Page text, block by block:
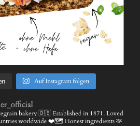
Auf Instagram folgen
bakery 🇩🇪Established in 1871.Loved
worldwide ❤️🗺️ Honest ingredients 🫶